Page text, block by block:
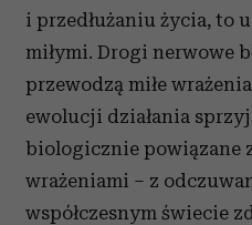
i przedłużaniu życia, to
miłymi. Drogi nerwowe
przewodzą miłe
ewolucji działania
biologicznie powiązane
wrażeniami – z
współczesnym świecie